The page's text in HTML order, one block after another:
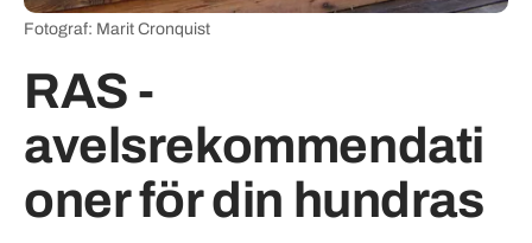
RAS -
avelsrekommendati
oner för din hundras
Fotograf: Marit Cronquist